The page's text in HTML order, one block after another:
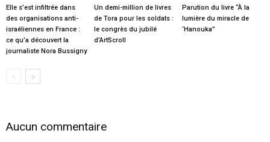
Elle s’est infiltrée dans
des organisations anti-
israéliennes en France :
ce qu’a découvert la
journaliste Nora Bussigny
Un demi-million de livres
de Tora pour les soldats :
le congrès du jubilé
d’ArtScroll
Parution du livre “À la
lumière du miracle de
‘Hanouka”
Aucun commentaire